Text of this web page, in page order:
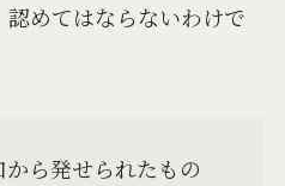
めてはならないわけで
ら発せられたもの